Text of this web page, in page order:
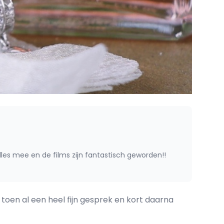
mee en de films zijn fantastisch geworden!!
al een heel fijn gesprek en kort daarna